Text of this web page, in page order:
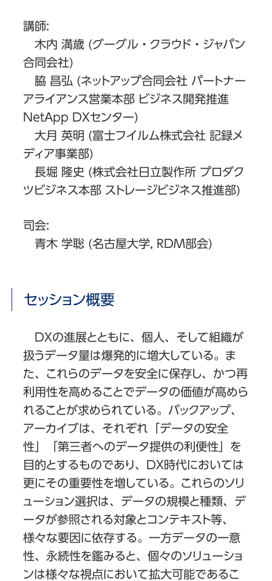
講師:
木内 満歳 (グーグル・クラウド・ジャパン
合同会社)
脇 昌弘 (ネットアップ合同会社 パートナー
アライアンス営業本部 ビジネス開発推進
NetApp DXセンター)
大月 英明 (富士フイルム株式会社 記録メ
ディア事業部)
長堀 隆史 (株式会社日立製作所 プロダク
ツビジネス本部 ストレージビジネス推進部)
司会:
青木 学聡 (名古屋大学, RDM部会)
セッション概要
DXの進展とともに、個人、そして組織が
扱うデータ量は爆発的に増大している。ま
た、これらのデータを安全に保存し、かつ再
利用性を高めることでデータの価値が高めら
れることが求められている。バックアップ、
アーカイブは、それぞれ「データの安全
性」「第三者へのデータ提供の利便性」を
目的とするものであり、DX時代においては
更にその重要性を増している。これらのソリ
ューション選択は、データの規模と種類、デ
ータが参照される対象とコンテキスト等、
様々な要因に依存する。一方データの一意
性、永続性を鑑みると、個々のソリューショ
ンは様々な視点において拡大可能であるこ